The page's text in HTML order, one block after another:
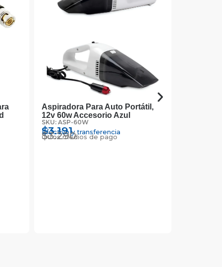
Aspiradora Para Auto Portátil,
12v 60w Accesorio Azul
SKU: ASP-60W
$3.191
Efectivo y transferencia
$3.290
Otros medios de pago